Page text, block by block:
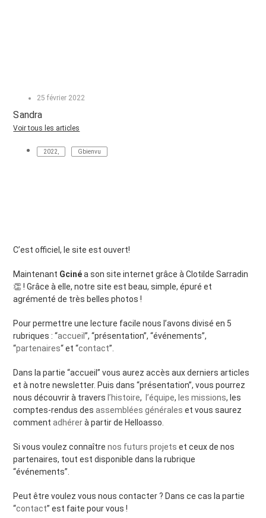
25 février 2022
Sandra
Voir tous les articles
2022 Gbienvu
C’est officiel, le site est ouvert!
Maintenant Gcinéa son site internet grâce à Clotilde Sarradin
👏 ! Grâce à elle, notre site est beau, simple, épuré et
agrémenté de très belles photos !
Pour permettre une lecture facile nous l’avons divisé en 5
rubriques : “accueil”, “présentation”, “événements”,
“partenaires“ et “contact”.
Dans la partie “accueil” vous aurez accès aux derniers articles
et à notre newsletter. Puis dans “présentation”, vous pourrez
nous découvrir à travers l’histoire, l’équipe, les missions, les
comptes-rendus desassemblées générales et vous saurez
commentadhérerà partir de Helloasso.
Si vous voulez connaîtrenos futurs projets et ceux de nos
partenaires, tout est disponible dans la rubrique
“événements”.
Peut être voulez vous nous contacter ? Dans ce cas la partie
“contact” est faite pour vous !